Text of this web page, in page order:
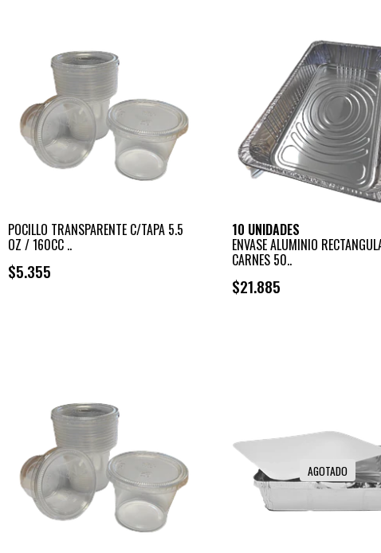
POCILLO TRANSPARENTE C/TAPA 5.5
OZ / 160CC ..
$5.355
10 UNIDADES
ENVASE ALUMINIO
CARNES 50..
$21.885
AGOTADO